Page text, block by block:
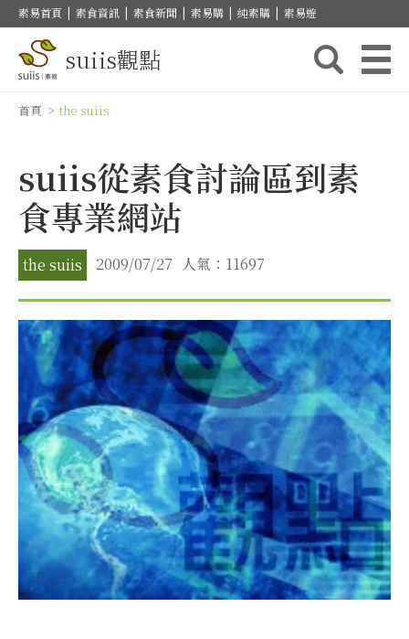
素易首頁 | 素食資訊 | 素食新聞 | 素易購 | 純素購 | 素易遊
suiis觀點
首頁 > the suiis
suiis從素食討論區到素
食專業網站
the suiis 2009/07/27 人氣：11697